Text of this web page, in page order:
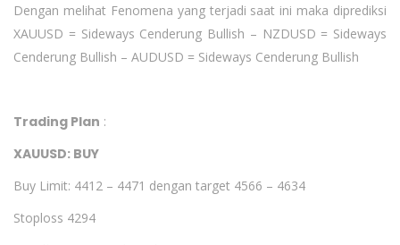
Dengan melihat Fenomena yang terjadi saat ini maka diprediksi
XAUUSD = Sideways Cenderung Bullish – NZDUSD = Sideways
Cenderung Bullish – AUDUSD = Sideways Cenderung Bullish
Trading Plan :
XAUUSD: BUY
Buy Limit: 4412 – 4471 dengan target 4566 – 4634
Stoploss 4294